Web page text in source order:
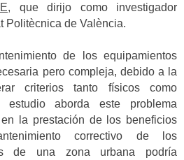
que dirijo como investigador
Politècnica de València.
de los equipamientos
pero compleja, debido a la
criterios tanto físicos como
estudio aborda este problema
la prestación de los beneficios
correctivo de los
de una zona urbana podría